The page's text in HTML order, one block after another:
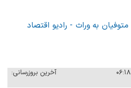
به وراث - رادیو اقتصاد
آخرین بروزرسانی: